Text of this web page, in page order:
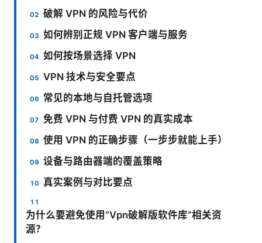
破解 VPN 的风险与代价
如何辨别正规 VPN 客户端与服务
如何按场景选择 VPN
VPN 技术与安全要点
常见的本地与自托管选项
免费 VPN 与付费 VPN 的真实成本
使用 VPN 的正确步骤（一步步就能上手）
设备与路由器端的覆盖策略
真实案例与对比要点
为什么要避免使用“Vpn破解版软件库”相关资
源？